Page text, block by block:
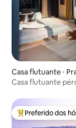
Casa flutuante ⋅
Casa flutuante
Entre os melhores
Preferido dos